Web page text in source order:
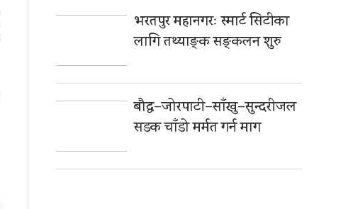
भरतपुर महानगरः स्मार्ट सिटीका
लागि तथ्याङ्क सङ्कलन शुरु
बौद्ध–जोरपाटी–साँखु–सुन्दरीजल
सडक चाँडो मर्मत गर्न माग